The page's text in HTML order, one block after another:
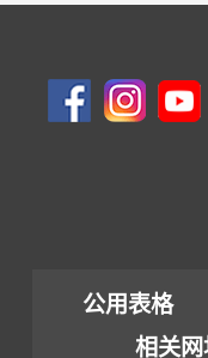
公用表格
相关网